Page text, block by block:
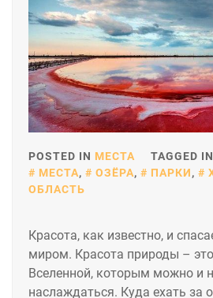
POSTED IN МЕСТА TAGGED IN
МЕСТА, ОЗЁРА, ПАРКИ,
ОБЛАСТЬ
Красота, как известно, и
миром. Красота природы –
Вселенной, которым можно и
наслаждаться. Куда ехать за